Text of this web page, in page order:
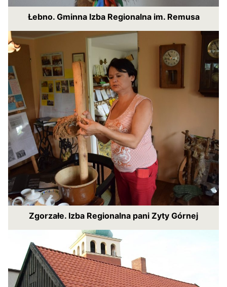
Łebno. Gminna Izba Regionalna im. Remusa
Zgorzałe. Izba Regionalna pani Zyty Górnej